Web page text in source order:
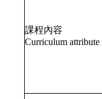
課程內容
Curriculum attribute